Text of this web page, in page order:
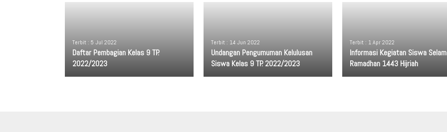
Terbit : 5 Jul 2022
Daftar Pembagian Kelas 9 TP.
2022/2023
Terbit : 14 Jun 2022
Undangan Pengumuman Kelulusan
Siswa Kelas 9 TP. 2022/2023
Terbit : 1 Apr 2022
Informasi Kegiatan Siswa
Ramadhan 1443 Hijriah